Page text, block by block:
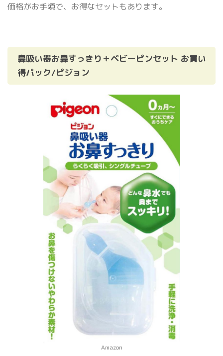
価格がお手頃で、お得なセットもあります。
鼻吸い器お鼻すっきり＋ベビーピンセット お買い
得パック/ピジョン
Amazon